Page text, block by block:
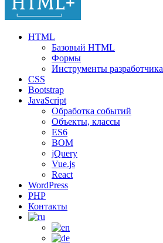
HTML
Базовый HTML
Формы
Инструменты разработчика
CSS
Bootstrap
JavaScript
Обработка событий
Объекты, классы
ES6
BOM
jQuery
Vue.js
React
WordPress
PHP
Контакты